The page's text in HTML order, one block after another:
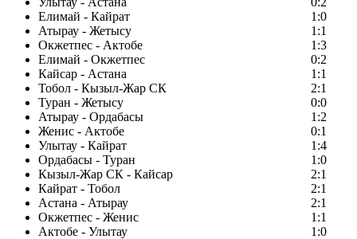
Елимай - Кайрат
1:0
Атырау - Жетысу
1:1
Окжетпес - Актобе
1:3
Елимай - Окжетпес
0:2
Кайсар - Астана
1:1
Тобол - Кызыл-Жар СК
2:1
Туран - Жетысу
0:0
Атырау - Ордабасы
1:2
Женис - Актобе
0:1
Улытау - Кайрат
1:4
Ордабасы - Туран
1:0
Кызыл-Жар СК - Кайсар
2:1
Кайрат - Тобол
2:1
Астана - Атырау
2:1
Окжетпес - Женис
1:1
Актобе - Улытау
1:0